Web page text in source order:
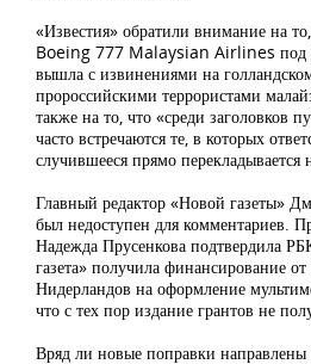
«Известия» обратили внимание на
Boeing 777 Malaysian Airlines под
вышла с извинениями на
пророссийскими террористами
также на то, что «среди заголовков
часто встречаются те, в которых
случившееся прямо перекладывается
Главный редактор «Новой газеты»
был недоступен для комментариев.
Надежда Прусенкова подтвердила
газета» получила финансирование от
Нидерландов на оформление
что с тех пор издание грантов не
Вряд ли новые поправки направлены